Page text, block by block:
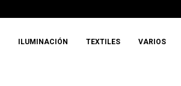
ILUMINACIÓN TEXTILES VARIOS